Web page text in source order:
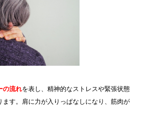
の流れを表し、精神的なストレスや緊張状態
ます。肩に力が入りっぱなしになり、筋肉が